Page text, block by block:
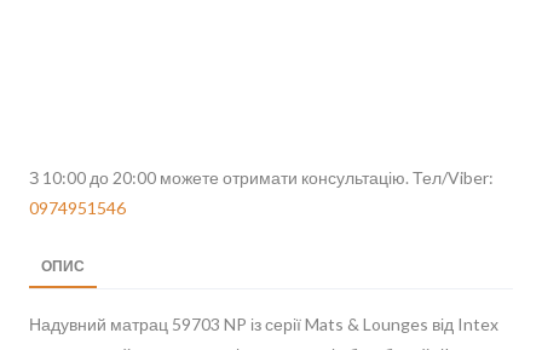
З 10:00 до 20:00 можете отримати консультацію. Тел/Viber:
0974951546
ОПИС
Надувний матрац 59703 NP із серії Mats & Lounges від Intex